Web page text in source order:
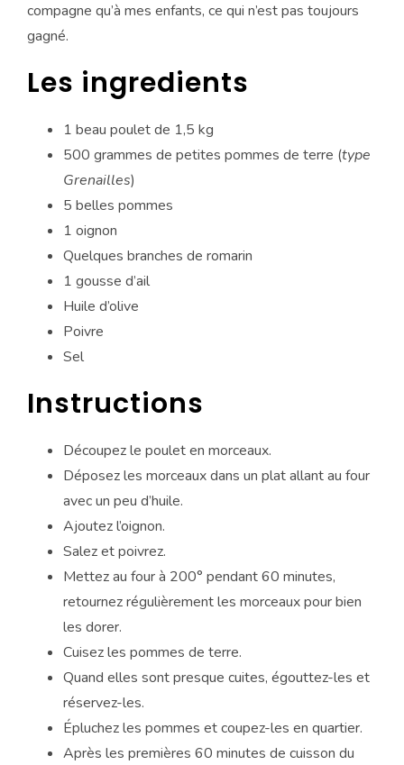
compagne qu’à mes enfants, ce qui n’est pas toujours
gagné.
Les ingredients
1 beau poulet de 1,5 kg
500 grammes de petites pommes de terre (type
Grenailles)
5 belles pommes
1 oignon
Quelques branches de romarin
1 gousse d’ail
Huile d’olive
Poivre
Sel
Instructions
Découpez le poulet en morceaux.
Déposez les morceaux dans un plat allant au four
avec un peu d’huile.
Ajoutez l’oignon.
Salez et poivrez.
Mettez au four à 200° pendant 60 minutes,
retournez régulièrement les morceaux pour bien
les dorer.
Cuisez les pommes de terre.
Quand elles sont presque cuites, égouttez-les et
réservez-les.
Épluchez les pommes et coupez-les en quartier.
Après les premières 60 minutes de cuisson du